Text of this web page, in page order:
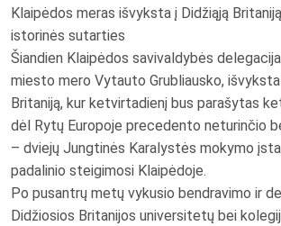
Klaipėdos meras išvyksta į Didžiąją
istorinės sutarties
Šiandien Klaipėdos savivaldybės
miesto mero Vytauto Grubliausko, išvyksta
Britaniją, kur ketvirtadienį bus parašytas
dėl Rytų Europoje precedento neturinčio
– dviejų Jungtinės Karalystės mokymo
padalinio steigimosi Klaipėdoje.
Po pusantrų metų vykusio bendravimo ir
Didžiosios Britanijos universitetų bei